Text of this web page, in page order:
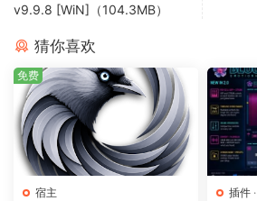
MIDI时钟同步和Ableton LINK。但
进入Grid
Grid是声音设计师的梦想。它可以是合
想象到的大多数东西。它是一个模块化
从头开始构建自己的创作。
v9.9.8 [WiN]（104.3MB）
猜你喜欢
宿主
免费
插件 ·